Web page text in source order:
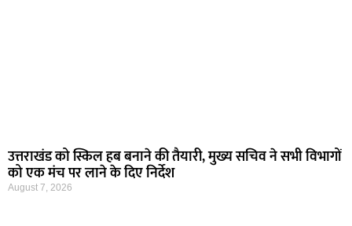
उत्तराखंड को स्किल हब बनाने की तैयारी, मुख्य सचिव ने सभी विभागों
को एक मंच पर लाने के दिए निर्देश
August 7, 2026